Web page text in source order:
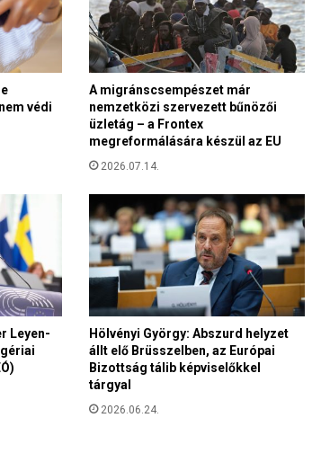
m
n
t
á
s
i
k
b
a
n
v
r
s
e
n
védi
A migránscsempé­szet már
nemzetközi szervezett bűnözői
üzletág – a Frontex
megreformálására készül az EU
2026.07.14.
Leyen-
Hölvényi György: Abszurd helyzet
állt elő Brüsszelben, az Európai
Bizottság tálib képviselőkkel
tárgyal
2026.06.24.